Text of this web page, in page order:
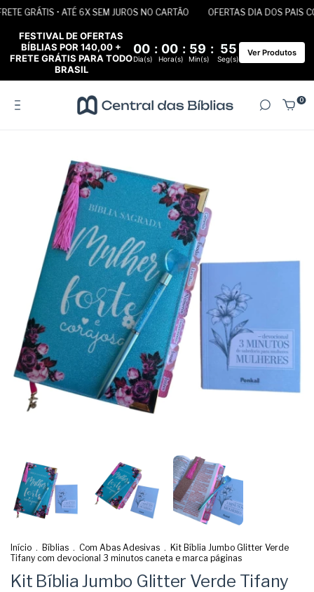
GRÁTIS • ATÉ 6X SEM JUROS NO CARTÃO OFERTAS DIA DOS PAIS
FESTIVAL DE OFERTAS
BÍBLIAS POR 140,00 +
FRETE GRÁTIS PARA TODO
BRASIL
00 : 00 : 59 : 55
Dia(s) Hora(s) Min(s) Seg(s)
Ver Produtos
0
Início . Bíblias . Com Abas Adesivas . Kit Bíblia Jumbo Glitter Verde
Tifany com devocional 3 minutos caneta e marca páginas
Kit Bíblia Jumbo Glitter Verde Tifany